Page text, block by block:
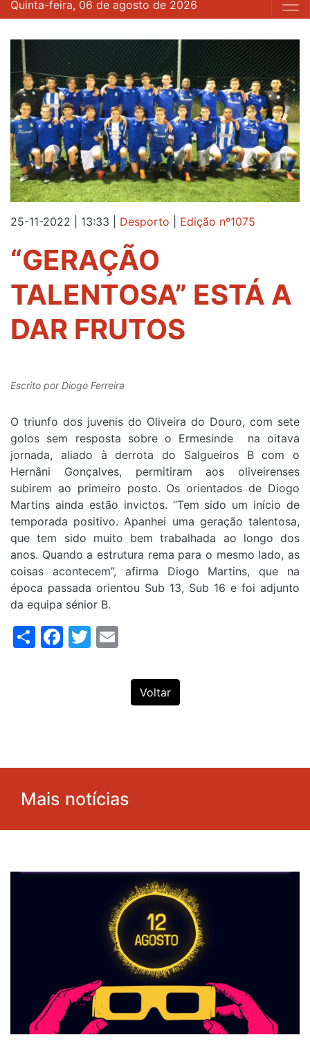
Quinta-feira, 06 de agosto de 2026
25-11-2022 | 13:33 Desporto Edição nº1075
“GERAÇÃO
TALENTOSA” ESTÁ A
DAR FRUTOS
Escrito porDiogo Ferreira
O triunfo dos juvenis do Oliveira do Douro, com sete
golos sem resposta sobre o Ermesinde na oitava
jornada, aliado à derrota do Salgueiros B com o
Hernâni Gonçalves, permitiram aos oliveirenses
subirem ao primeiro posto. Os orientados de Diogo
Martins ainda estão invictos. “Tem sido um início de
temporada positivo. Apanhei uma geração talentosa,
que tem sido muito bem trabalhada ao longo dos
anos. Quando a estrutura rema para o mesmo lado, as
coisas acontecem”, afirma Diogo Martins, que na
época passada orientou Sub 13, Sub 16 e foi adjunto
da equipa sénior B.
ShareFacebook
Twitter
Voltar
Mais notícias